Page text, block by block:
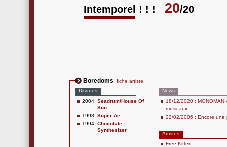
Intemporel ! ! !
20/20
Boredoms
fiche artiste
Disques
2004: Seadrum/House Of
Sun
1998: Super Ae
1994: Chocolate
Synthesizer
News
18/12/2020 :
musicaux
22/02/2006 : Encore une
Artistes
Free Kitten